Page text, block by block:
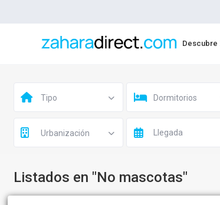
Descubre
Tipo Dormitorios
Urbanización
Listados en "No mascotas"